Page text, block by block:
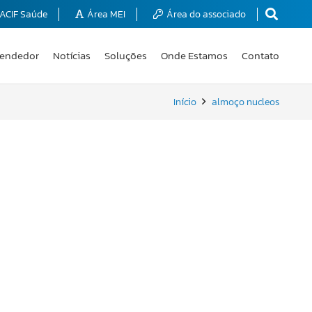
ACIF Saúde Área MEI Área do associado
Notícias Soluções Onde Estamos Contato
Início almoço nucleos